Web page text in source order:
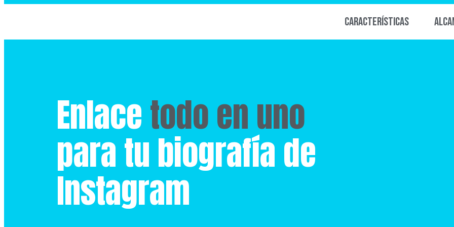
Características
Enlacetodo en uno
para tu biografía de
Instagram